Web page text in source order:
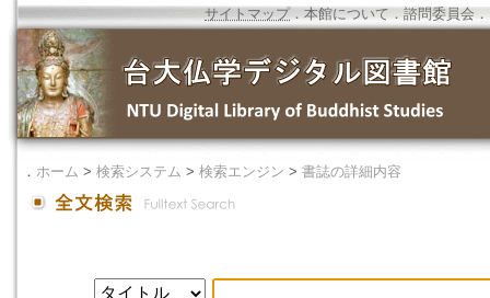
サイトマップ．本館について ． 諮問委員会 ．
． ホーム > 検索システム > 検索エンジン > 書誌の詳細内容